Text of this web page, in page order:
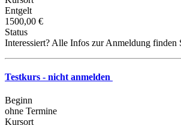
Entgelt
1500,00 €
Status
Interessiert? Alle Infos zur Anmeldung finden
Testkurs - nicht anmelden
Beginn
ohne Termine
Kursort